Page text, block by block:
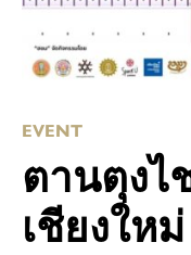
EVENT
ตานตุงไ
เชียงใหม่